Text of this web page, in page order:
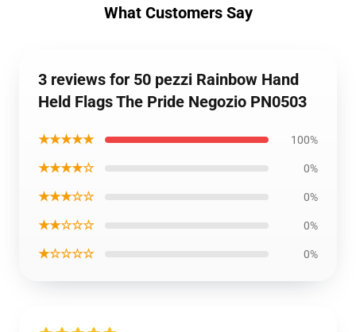
What Customers Say
3 reviews for 50 pezzi Rainbow Hand
Held Flags The Pride Negozio PN0503
★★★★★ 100%
★★★★☆ 0%
★★★☆☆ 0%
★★☆☆☆ 0%
★☆☆☆☆ 0%